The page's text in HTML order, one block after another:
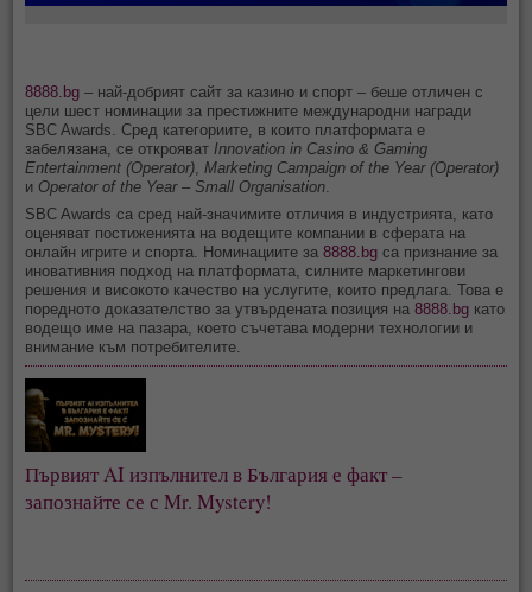
8888.bg – най-добрият сайт за казино и спорт – беше отличен с
цели шест номинации за престижните международни награди
SBC Awards. Сред категориите, в които платформата е
забелязана, се открояват Innovation in Casino & Gaming
Entertainment (Operator) ,Marketing Campaign of the Year (Operator)
и Operator of the Year – Small Organisation
SBC Awards са сред най-значимите отличия в индустрията, като
оценяват постиженията на водещите компании в сферата на
онлайн игрите и спорта. Номинациите за8888.bg са признание за
иновативния подход на платформата, силните маркетингови
решения и високото качество на услугите, които предлага. Това е
поредното доказателство за утвърдената позиция на8888.bg като
водещо име на пазара, което съчетава модерни технологии и
внимание към потребителите.
Първият AI изпълнител в България е факт –
запознайте се с Mr. Mystery!